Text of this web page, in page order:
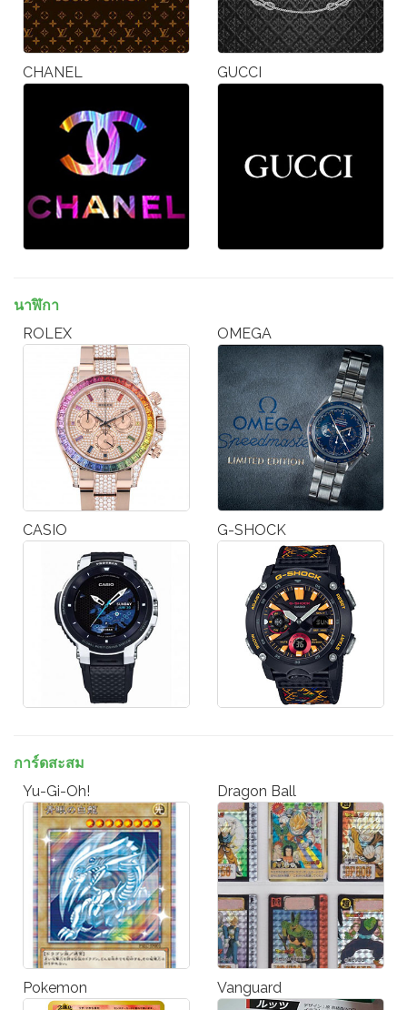
CHANEL GUCCI
นาฬิกา
ROLEX
OMEGA
CASIO G-SHOCK
การ์ดสะสม
Yu-Gi-Oh!
Dragon Ball
Pokemon Vanguard